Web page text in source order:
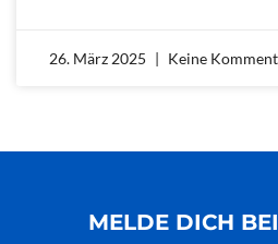
26. März 2025 Keine
MELDE DICH